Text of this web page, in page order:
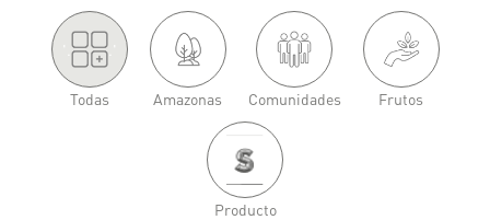
.'
Todas Amazonas Comunidades Frutos
Producto